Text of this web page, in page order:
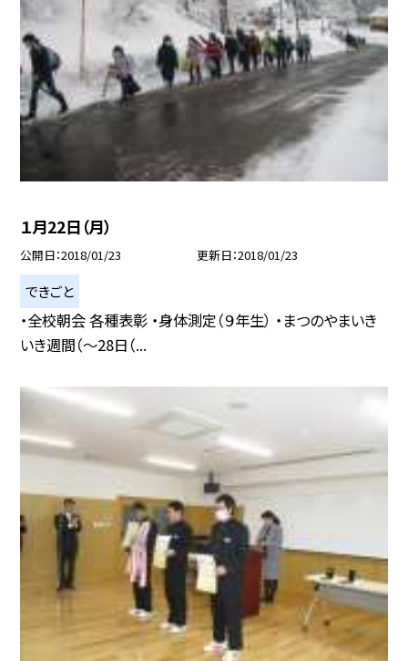
１月22日（月）
公開日 2018/01/23 更新日 2018/01/23
できごと
・全校朝会 各種表彰 ・身体測定（９年生） ・まつのやまいき
いき週間（〜28日（...